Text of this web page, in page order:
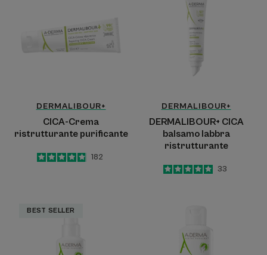
purificante
DERMALIBOUR+
CICA-Crema
ristrutturante purificante
4.8
/5
182
balsamo
labbra
ristrutturante
DERMALIBOUR+
DERMALIBOUR+ CICA
balsamo labbra
ristrutturante
5
/
5
33
Assorbente
BEST SELLER